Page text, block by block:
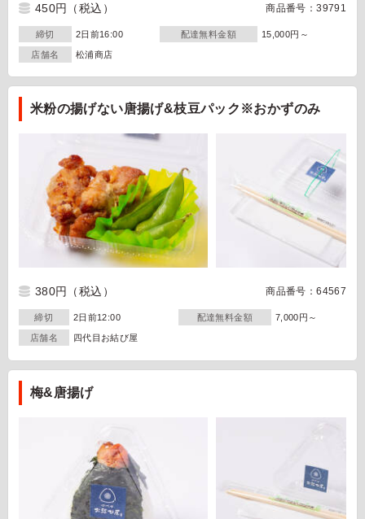
450円 （税込） 商品番号：39791
締切 2日前16:00 配達無料金額 15,000円～
店舗名 松浦商店
米粉の揚げない唐揚げ&枝豆パック※おかずのみ
380円 （税込） 商品番号：64567
締切 2日前12:00 配達無料金額 7,000円～
店舗名 四代目お結び屋
梅&唐揚げ